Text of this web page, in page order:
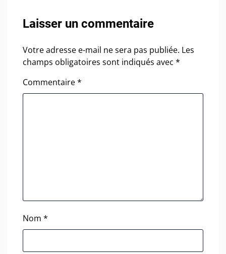
Laisser un commentaire
Votre adresse e-mail ne sera pas publiée. Les
champs obligatoires sont indiqués avec *
Commentaire*
Nom *